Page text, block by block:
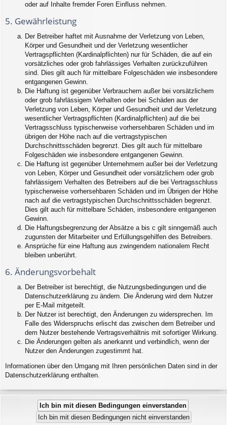
oder auf Inhalte fremder Foren Einfluss nehmen.
5. Gewährleistung
Der Betreiber haftet mit Ausnahme der Verletzung von Leben,
Körper und Gesundheit und der Verletzung wesentlicher
Vertragspflichten (Kardinalpflichten) nur für Schäden, die auf ein
vorsätzliches oder grob fahrlässiges Verhalten zurückzuführen
sind. Dies gilt auch für mittelbare Folgeschäden wie insbesondere
entgangenen Gewinn.
Die Haftung ist gegenüber Verbrauchern außer bei vorsätzlichem
oder grob fahrlässigem Verhalten oder bei Schäden aus der
Verletzung von Leben, Körper und Gesundheit und der Verletzung
wesentlicher Vertragspflichten (Kardinalpflichten) auf die bei
Vertragsschluss typischerweise vorhersehbaren Schäden und im
übrigen der Höhe nach auf die vertragstypischen
Durchschnittsschäden begrenzt. Dies gilt auch für mittelbare
Folgeschäden wie insbesondere entgangenen Gewinn.
Die Haftung ist gegenüber Unternehmern außer bei der Verletzung
von Leben, Körper und Gesundheit oder vorsätzlichem oder grob
fahrlässigem Verhalten des Betreibers auf die bei Vertragsschluss
typischerweise vorhersehbaren Schäden und im Übrigen der Höhe
nach auf die vertragstypischen Durchschnittsschäden begrenzt.
Dies gilt auch für mittelbare Schäden, insbesondere entgangenen
Gewinn.
Die Haftungsbegrenzung der Absätze a bis c gilt sinngemäß auch
zugunsten der Mitarbeiter und Erfüllungsgehilfen des Betreibers.
Ansprüche für eine Haftung aus zwingendem nationalem Recht
bleiben unberührt.
6. Änderungsvorbehalt
Der Betreiber ist berechtigt, die Nutzungsbedingungen und die
Datenschutzerklärung zu ändern. Die Änderung wird dem Nutzer
per E-Mail mitgeteilt.
Der Nutzer ist berechtigt, den Änderungen zu widersprechen. Im
Falle des Widerspruchs erlischt das zwischen dem Betreiber und
dem Nutzer bestehende Vertragsverhältnis mit sofortiger Wirkung.
Die Änderungen gelten als anerkannt und verbindlich, wenn der
Nutzer den Änderungen zugestimmt hat.
Informationen über den Umgang mit Ihren persönlichen Daten sind in der
Datenschutzerklärung enthalten.